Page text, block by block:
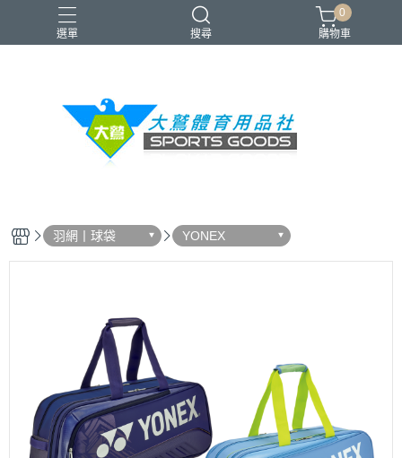
選單 搜尋
VICTOR YONEX 羽球拍 羽球鞋 零碼出清
0
購物車
羽網丨球袋 YONEX